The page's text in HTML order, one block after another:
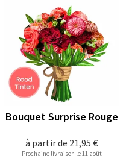
à partir de 21,95 €
Bouquet Surprise Rouge
Prochaine livraison le 11 août